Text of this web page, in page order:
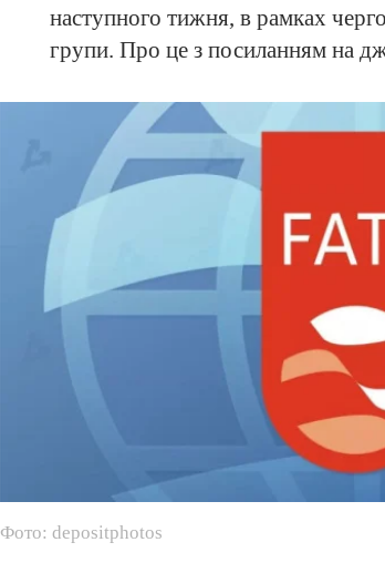
наступного тижня, в рамках
групи. Про це з посиланням на
Фото: depositphotos